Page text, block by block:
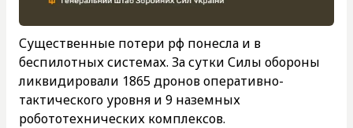
Существенные потери рф понесла и в
беспилотных системах. За сутки Силы обороны
ликвидировали 1865 дронов оперативно-
тактического уровня и 9 наземных
робототехнических комплексов.